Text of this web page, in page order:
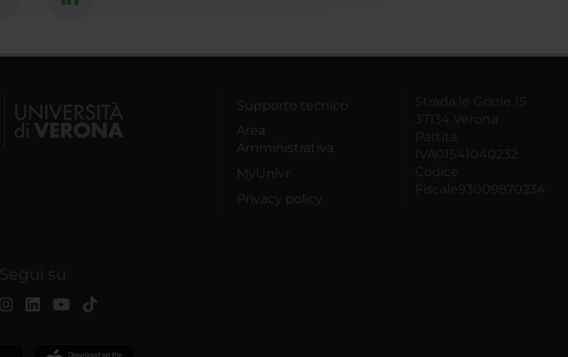
Supporto tecnico
Area
Amministrativa
MyUnivr
Privacy policy
Strada le Grazie 15
37134 Verona
Partita
IVA01541040232
Codice
Fiscale93009870234
Segui su